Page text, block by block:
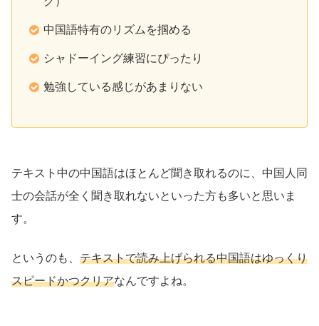
中国語特有のリズムを掴める
シャドーイング練習にぴったり
勉強している感じがあまりない
テキスト中の中国語はほとんど聞き取れるのに、中国人同
士の会話が全く聞き取れないといった方も多いと思いま
す。
というのも、 テキストで読み上げられる中国語はゆっくり
スピードかつクリアなんですよね。